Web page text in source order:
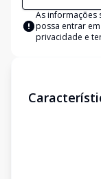
As informações
possa entrar
privacidade e